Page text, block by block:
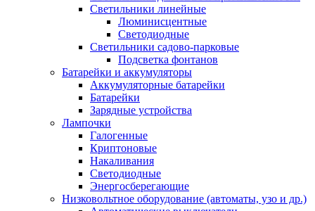
Светильники линейные
Люминисцентные
Светодиодные
Светильники садово-парковые
Подсветка фонтанов
Батарейки и аккумуляторы
Аккумуляторные батарейки
Батарейки
Зарядные устройства
Лампочки
Галогенные
Криптоновые
Накаливания
Светодиодные
Энергосберегающие
Низковольтное оборудование (автоматы, узо и др.)